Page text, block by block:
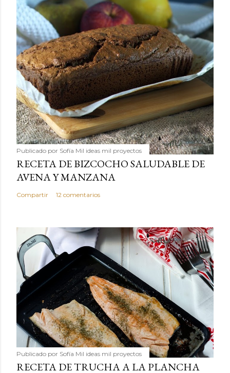
Publicado por Sofía Mil ideas mil proyectos
RECETA DE BIZCOCHO SALUDABLE DE
AVENA Y MANZANA
Compartir 12 comentarios
Publicado por Sofía Mil ideas mil proyectos
RECETA DE TRUCHA A LA PLANCHA